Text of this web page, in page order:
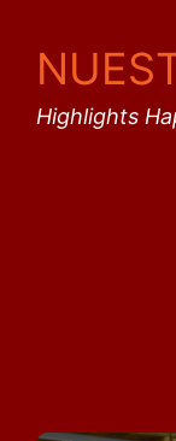
Highlights